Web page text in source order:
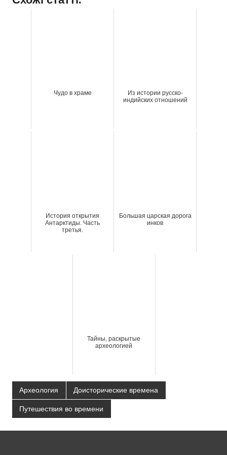
Чудо в храме
Из истории русско-
индийских отношений
История открытия
Антарктиды. Часть
третья.
Большая царская дорога
инков
Тайны, раскрытые
археологией
Археология Доисторические времена
Путешествия во времени